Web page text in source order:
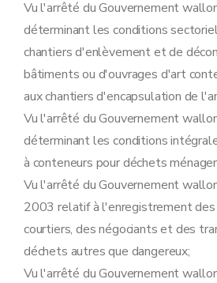
Vu l'arrêté du Gouvernement
déterminant les conditions
chantiers d'enlèvement et de
bâtiments ou d'ouvrages d'art
aux chantiers d'encapsulation de
Vu l'arrêté du Gouvernement
déterminant les conditions
à conteneurs pour déchets
Vu l'arrêté du Gouvernement
2003 relatif à l'enregistrement
courtiers, des négociants et des
déchets autres que dangereux;
Vu l'arrêté du Gouvernement